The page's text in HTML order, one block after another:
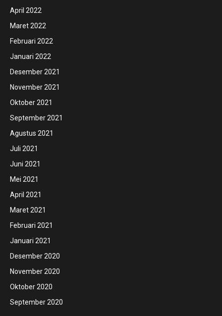
April 2022
Maret 2022
Februari 2022
Januari 2022
Desember 2021
November 2021
Oktober 2021
September 2021
Agustus 2021
Juli 2021
Juni 2021
Mei 2021
April 2021
Maret 2021
Februari 2021
Januari 2021
Desember 2020
November 2020
Oktober 2020
September 2020